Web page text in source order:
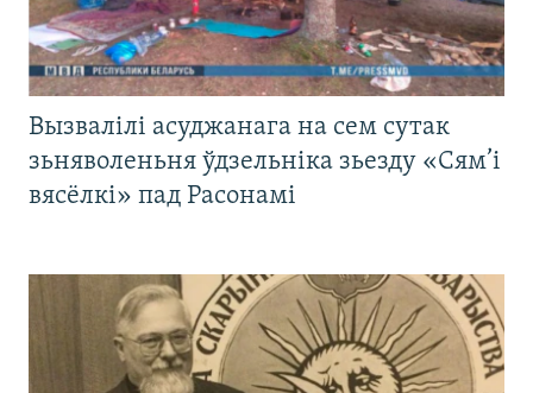
Вызвалілі асуджанага на сем сутак
зьняволеньня ўдзельніка зьезду «Сям’і
вясёлкі» пад Расонамі